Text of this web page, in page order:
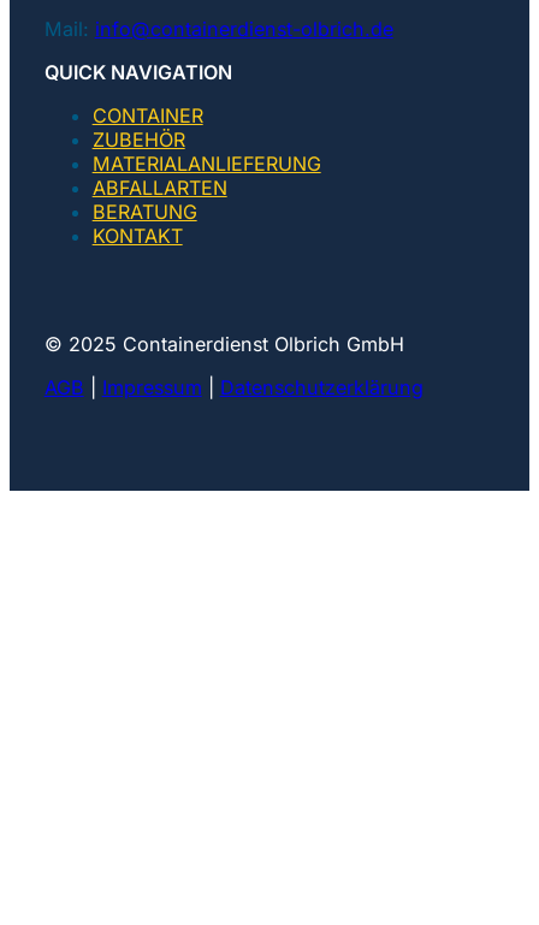
Mail: info@containerdienst-olbrich.de
QUICK NAVIGATION
CONTAINER
ZUBEHÖR
MATERIALANLIEFERUNG
ABFALLARTEN
BERATUNG
KONTAKT
© 2025 Containerdienst Olbrich GmbH
AGB
Impressum Datenschutzerklärung